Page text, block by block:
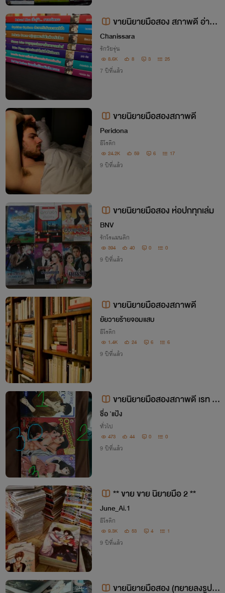
ขายนิยายมือสอง สภาพดี อ่านเ
องทุกเล่ม
Chanissara
รักวัยรุ่น
8.6K 8 3 25
7 ปีที่แล้ว
ขายนิยายมือสองสภาพดี
Peridona
อีโรติก
24.2K 59 6 17
9 ปีที่แล้ว
ขายนิยายมือสอง ห่อปกทุกเล่ม
BNV
รักโรแมนติก
394 40 0 0
9 ปีที่แล้ว
ขายนิยายมือสองสภาพดี
ยัยวายร้ายจอมแสบ
อีโรติก
1.4K 24 6 6
9 ปีที่แล้ว
ขายนิยายมือสองสภาพดี เรท 1
8+
ชื่อ 'แป้ง
ทั่วไป
473 44 0 0
9 ปีที่แล้ว
** ขาย ขาย นิยายมือ 2 **
June_Ai.1
อีโรติก
9.3K 53 4 1
9 ปีที่แล้ว
ขายนิยายมือสอง (ทยายลงรูปให้